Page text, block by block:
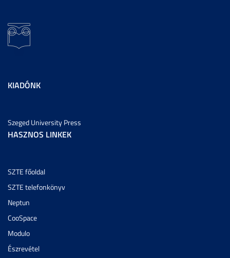
KIADÓNK
Szeged University Press
HASZNOS LINKEK
SZTE főoldal
SZTE telefonkönyv
Neptun
CooSpace
Modulo
Észrevétel